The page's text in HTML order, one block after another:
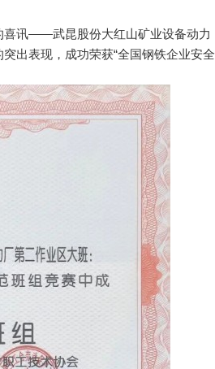
讯——武昆股份大红山矿业设备动力
出表现，成功荣获“全国钢铁企业安全